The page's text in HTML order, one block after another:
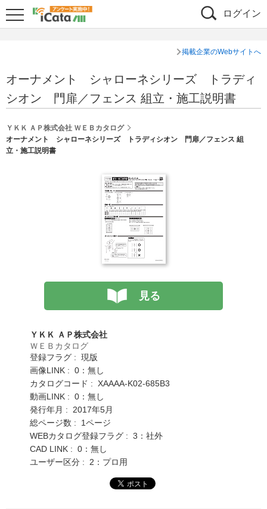
ログイン
掲載企業のWebサイトへ
オーナメント シャローネシリーズ トラディ
シオン 門扉／フェンス 組立・施工説明書
ＹＫＫ ＡＰ株式会社 ＷＥＢカタログ
オーナメント シャローネシリーズ トラディシオン 門扉／フェンス 組
立・施工説明書
見る
ＹＫＫ ＡＰ株式会社
ＷＥＢカタログ
登録フラグ : 現版
画像LINK : 0：無し
カタログコード : XAAAA-K02-685B3
動画LINK : 0：無し
発行年月 : 2017年5月
総ページ数 : 1ページ
WEBカタログ登録フラグ : 3：社外
CAD LINK : 0：無し
ユーザー区分 : 2：プロ用